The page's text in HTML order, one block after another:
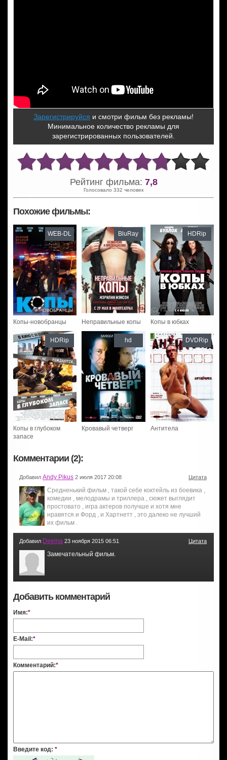
Зарегистрируйся и смотри фильм без рекламы!
Минимальное количество рекламы для
зарегистрированных пользователей.
Рейтинг фильма: 7,8
Голосовало 332 человек
Похожие фильмы:
Копы-новобранцы
WEB-DL
Неправильные копы
BluRay
Копы в юбках
HDRip
Копы в глубоком
запасе
HDRip
Кровавый четверг
hd
Антитела
DVDRip
Комментарии (2):
Добавил Andy Pikus 2 июля 2017 20:08 Цитата
Средненький фильм , такой себе коктейль из боевика ,
комедии , мелодрамы и триллера , сюжет выглядит
простовато , игра актеров получше и хотя мне
нравятся и Форд , и Хартнетт , это далеко не лучший
их фильм .
Добавил Deema 23 ноября 2015 06:51 Цитата
Замечательный фильм.
Добавить комментарий
Имя:*
E-Mail:*
Комментарий:*
Введите код: *